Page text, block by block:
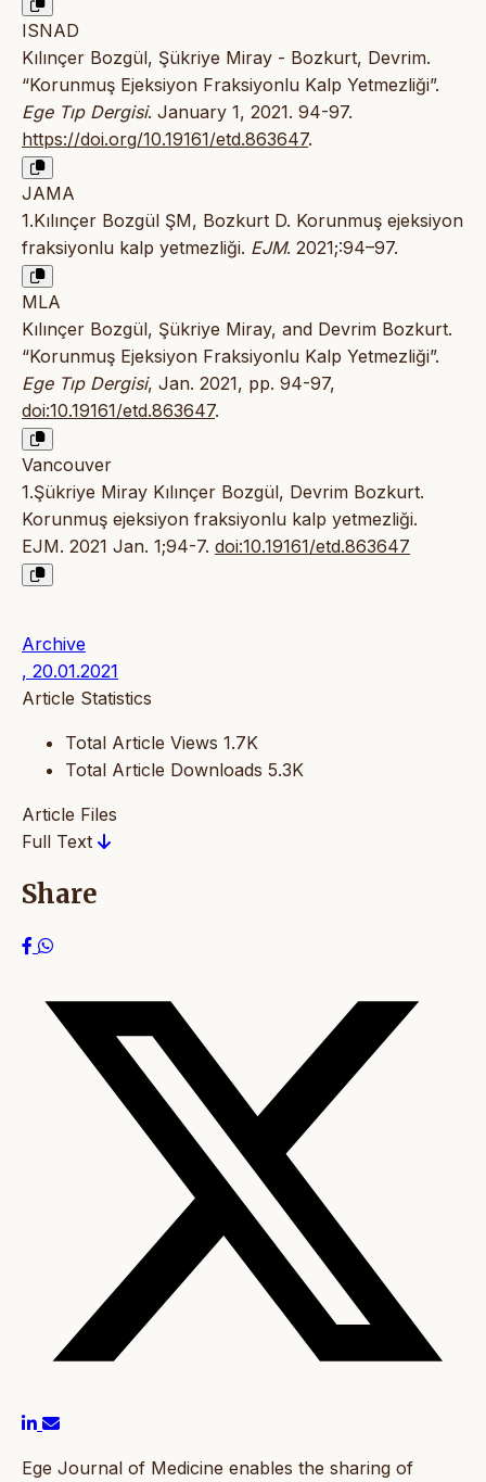
ISNAD
Kılınçer Bozgül, Şükriye Miray - Bozkurt, Devrim.
“Korunmuş Ejeksiyon Fraksiyonlu Kalp Yetmezliği”.
Ege Tıp Dergisi. January 1, 2021. 94-97.
https://doi.org/10.19161/etd.863647.
JAMA
1.Kılınçer Bozgül ŞM, Bozkurt D. Korunmuş ejeksiyon
fraksiyonlu kalp yetmezliği. EJM. 2021;:94–97.
MLA
Kılınçer Bozgül, Şükriye Miray, and Devrim Bozkurt.
“Korunmuş Ejeksiyon Fraksiyonlu Kalp Yetmezliği”.
Ege Tıp Dergisi, Jan. 2021, pp. 94-97,
doi:10.19161/etd.863647.
Vancouver
1.Şükriye Miray Kılınçer Bozgül, Devrim Bozkurt.
Korunmuş ejeksiyon fraksiyonlu kalp yetmezliği.
EJM. 2021 Jan. 1;94-7. doi:10.19161/etd.863647
Archive
, 20.01.2021
Article Statistics
Total Article Views 1.7K
Total Article Downloads 5.3K
Article Files
Full Text
Share
Ege Journal of Medicine enables the sharing of